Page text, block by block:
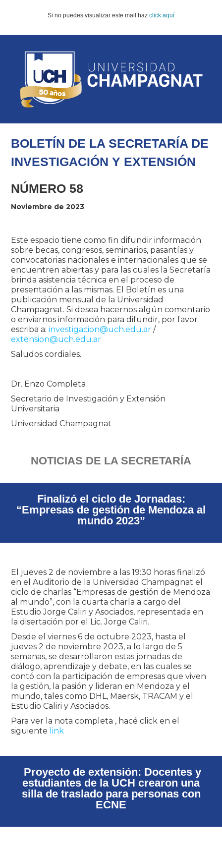
Si no puedes visualizar este mail haz click aquí
BOLETÍN DE LA SECRETARÍA DE
INVESTIGACIÓN Y EXTENSIÓN
NÚMERO 58
Noviembre de 2023
Este espacio tiene como fin difundir información
sobre becas, congresos, seminarios, pasantías y
convocatorias nacionales e internacionales que se
encuentren abiertas y para las cuales la Secretaría
brinda asistencia técnica en el proceso de
presentación a las mismas. El Boletín es una
publicación mensual de la Universidad
Champagnat. Si desea hacernos algún comentario
o enviarnos información para difundir, por favor
escriba a: investigacion@uch.edu.ar /
extension@uch.edu.ar
Saludos cordiales.
Dr. Enzo Completa
Secretario de Investigación y Extensión
Universitaria
Universidad Champagnat
NOTICIAS DE LA SECRETARÍA
Finalizó el ciclo de Jornadas:
“Empresas de gestión de Mendoza al
mundo 2023”
El jueves 2 de noviembre a las 19:30 horas finalizó
en el Auditorio de la Universidad Champagnat el
ciclo de charlas “Empresas de gestión de Mendoza
al mundo”, con la cuarta charla a cargo del
Estudio Jorge Caliri y Asociados, representada en
la disertación por el Lic. Jorge Caliri.
Desde el viernes 6 de octubre 2023, hasta el
jueves 2 de noviembre 2023, a lo largo de 5
semanas, se desarrollaron estas jornadas de
diálogo, aprendizaje y debate, en las cuales se
contó con la participación de empresas que viven
la gestión, la pasión y lideran en Mendoza y el
mundo, tales como DHL, Maersk, TRACAM y el
Estudio Caliri y Asociados.
Para ver la nota completa , hacé click en el
siguiente link
Proyecto de extensión: Docentes y
estudiantes de la UCH crearon una
silla de traslado para personas con
ECNE